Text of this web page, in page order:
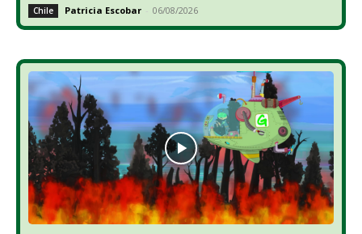
Chile Patricia Escobar - 06/08/2026